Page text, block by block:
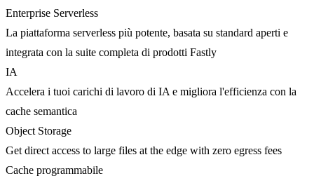
Enterprise Serverless
La piattaforma serverless più potente, basata su standard aperti e
integrata con la suite completa di prodotti Fastly
IA
Accelera i tuoi carichi di lavoro di IA e migliora l'efficienza con la
cache semantica
Object Storage
Get direct access to large files at the edge with zero egress fees
Cache programmabile